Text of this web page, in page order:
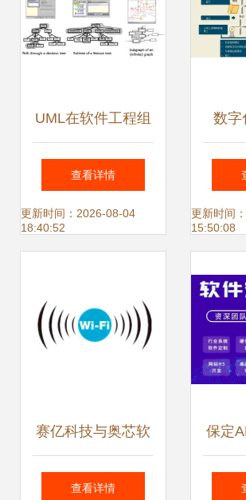
UML在软件工程组
织中的关键角色与
应用实践
查看详情
更新时间：2026-08-04
18:40:52
数字
MES
成
更新时间
15:50:08
赛亿科技与奥芯软
件联手 打造物联网
查看详情
保定
息系